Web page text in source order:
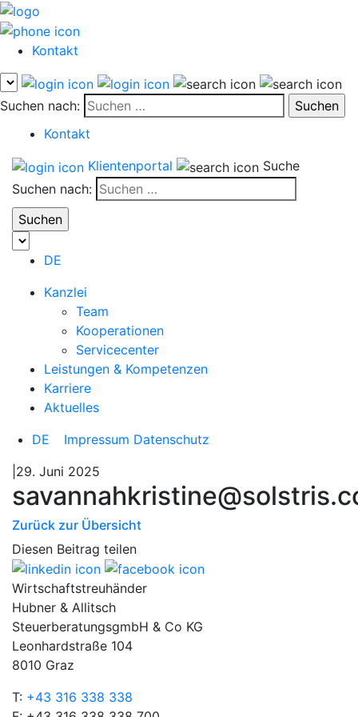
Kontakt
Suchen nach:
Kontakt
Klientenportal
Suche
Suchen nach:
DE
Kanzlei
Team
Kooperationen
Servicecenter
Leistungen & Kompetenzen
Karriere
Aktuelles
DE
Impressum Datenschutz
|29. Juni 2025
Zurück zur Übersicht
Diesen Beitrag teilen
Wirtschaftstreuhänder
Hubner & Allitsch
SteuerberatungsgmbH & Co KG
Leonhardstraße 104
8010 Graz
T: +43 316 338 338